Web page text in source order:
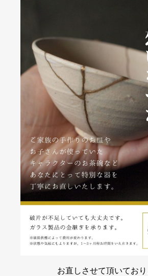
お直しさせて頂いており